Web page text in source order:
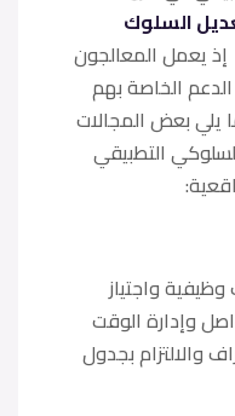
السلوك
إذ يعمل المعالجون
الخاصة بهم
بعض المجالات
التطبيقي
واجتياز
وإدارة الوقت
والالتزام بجدول